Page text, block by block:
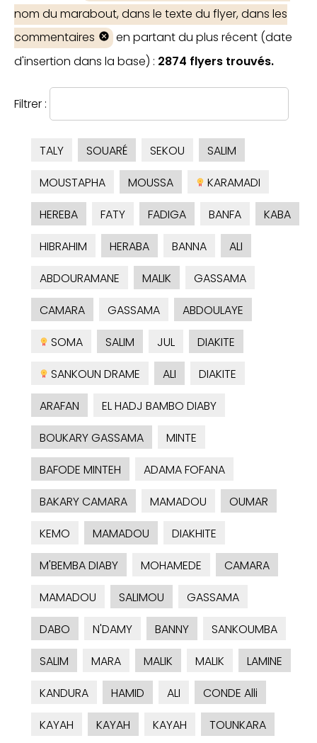
nom du marabout, dans le texte du flyer, dans les
commentaires
en partant du plus récent (date
d'insertion dans la base) : 2874 flyers trouvés.
Filtrer :
TALY SOUARÉ SEKOU
SALIM
MOUSTAPHA
MOUSSA
KARAMADI
HEREBA
FATY FADIGA BANFA
KABA
HIBRAHIM
HERABA BANNA
ALI
ABDOURAMANE
MALIK
GASSAMA
CAMARA
GASSAMA
ABDOULAYE
SOMA
SALIM JUL
DIAKITE
SANKOUN DRAME
ALI
DIAKITE
ARAFAN
EL HADJ BAMBO DIABY
BOUKARY GASSAMA
MINTE
BAFODE MINTEH
ADAMA FOFANA
BAKARY CAMARA
MAMADOU
OUMAR
KEMO
MAMADOU
DIAKHITE
M'BEMBA DIABY
MOHAMEDE
CAMARA
MAMADOU
SALIMOU
GASSAMA
DABO
N'DAMY BANNY
SANKOUMBA
SALIM
MARA MALIK MALIK
LAMINE
KANDURA
HAMID ALI
CONDE Alli
KAYAH
KAYAH KAYAH
TOUNKARA